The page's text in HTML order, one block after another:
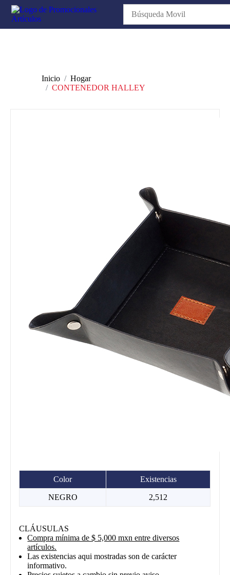
Inicio
Hogar
CONTENEDOR HALLEY
Color Existencias
NEGRO 2,512
CLÁUSULAS
Compra mínima de $ 5,000 mxn entre diversos
artículos.
Las existencias aqui mostradas son de carácter
informativo.